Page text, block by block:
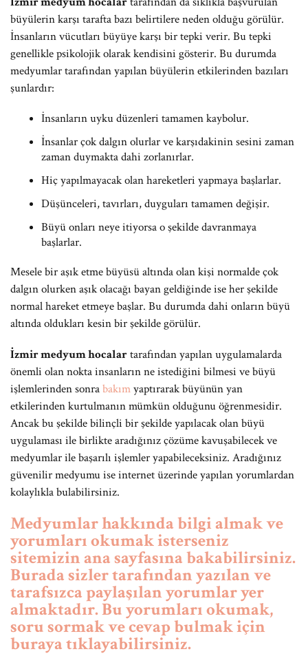
büyülerin karşı tarafta bazı belirtilere neden olduğu görülür.
İnsanların vücutları büyüye karşı bir tepki verir. Bu tepki
genellikle psikolojik olarak kendisini gösterir. Bu durumda
medyumlar tarafından yapılan büyülerin etkilerinden bazıları
şunlardır:
İnsanların uyku düzenleri tamamen kaybolur.
İnsanlar çok dalgın olurlar ve karşıdakinin sesini zaman
zaman duymakta dahi zorlanırlar.
Hiç yapılmayacak olan hareketleri yapmaya başlarlar.
Düşünceleri, tavırları, duyguları tamamen değişir.
Büyü onları neye itiyorsa o şekilde davranmaya
başlarlar.
Mesele bir aşık etme büyüsü altında olan kişi normalde çok
dalgın olurken aşık olacağı bayan geldiğinde ise her şekilde
normal hareket etmeye başlar. Bu durumda dahi onların büyü
altında oldukları kesin bir şekilde görülür.
İzmir medyum hocalartarafından yapılan uygulamalarda
önemli olan nokta insanların ne istediğini bilmesi ve büyü
işlemlerinden sonrabakımyaptırarak büyünün yan
etkilerinden kurtulmanın mümkün olduğunu öğrenmesidir.
Ancak bu şekilde bilinçli bir şekilde yapılacak olan büyü
uygulaması ile birlikte aradığınız çözüme kavuşabilecek ve
medyumlar ile başarılı işlemler yapabileceksiniz. Aradığınız
güvenilir medyumu ise internet üzerinde yapılan yorumlardan
kolaylıkla bulabilirsiniz.
Medyumlar hakkında bilgi almak ve
yorumları okumak isterseniz
sitemizin ana sayfasına bakabilirsiniz.
Burada sizler tarafından yazılan ve
tarafsızca paylaşılan yorumlar yer
almaktadır. Bu yorumları okumak,
soru sormak ve cevap bulmak için
buraya tıklayabilirsiniz.